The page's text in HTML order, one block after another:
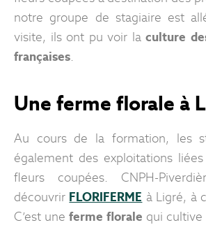
notre groupe de stagiaire est
visite, ils ont pu voir laculture
françaises.
Une ferme florale à
Au cours de la formation, les
également des exploitations
fleurs coupées. CNPH-
découvrir FLORIFERME à Ligré, à
C’est une ferme florale qui cultive